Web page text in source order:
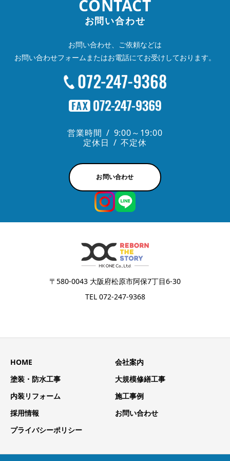
CONTACT
お問い合わせ
お問い合わせ、ご依頼などは
お問い合わせフォームまたはお電話にてお受けしております。
営業時間
9:00～19:00
定休日
不定休
お問い合わせ
〒580-0043 大阪府松原市阿保7丁目6-30
TEL 072-247-9368
HOME
会社案内
塗装・防水工事
大規模修繕工事
内装リフォーム
施工事例
採用情報
お問い合わせ
プライバシーポリシー